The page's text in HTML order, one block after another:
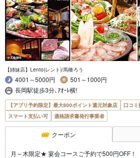
【姉妹店】Lento(レント)/馬喰ろう
4001～5000円
501～1000円
長岡駅徒歩3分､ｱｵｰﾚ横!
【アプリ予約限定】最大800ポイント還元対象店
口コ
スマート支払い可
適格請求書発行事業者
クーポン
月～木限定★ 宴会コースご予約で500円OFF！